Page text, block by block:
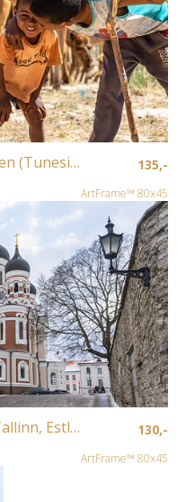
Broers in woestijn met kamelen (Tunesië) 135,-
ArtFrame™ 80x45
Kathedraal in straatbeeld in Tallinn, Estland 130,-
ArtFrame™ 80x45